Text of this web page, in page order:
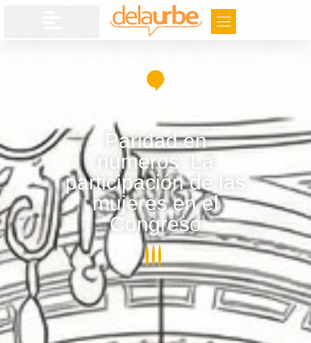
Paridad en
números: La
participación de las
mujeres en el
Congreso